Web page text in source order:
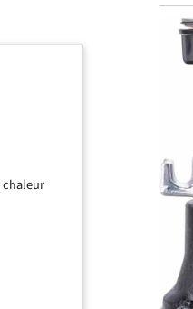
chaleur